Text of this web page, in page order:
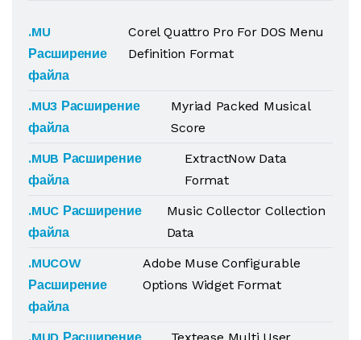
.MU
Расширение
файла
Corel Quattro Pro For DOS Menu
Definition Format
.MU3 Расширение
файла
Myriad Packed Musical
Score
.MUB Расширение
файла
ExtractNow Data
Format
.MUC Расширение
файла
Music Collector Collection
Data
.MUCOW
Расширение
файла
Adobe Muse Configurable
Options Widget Format